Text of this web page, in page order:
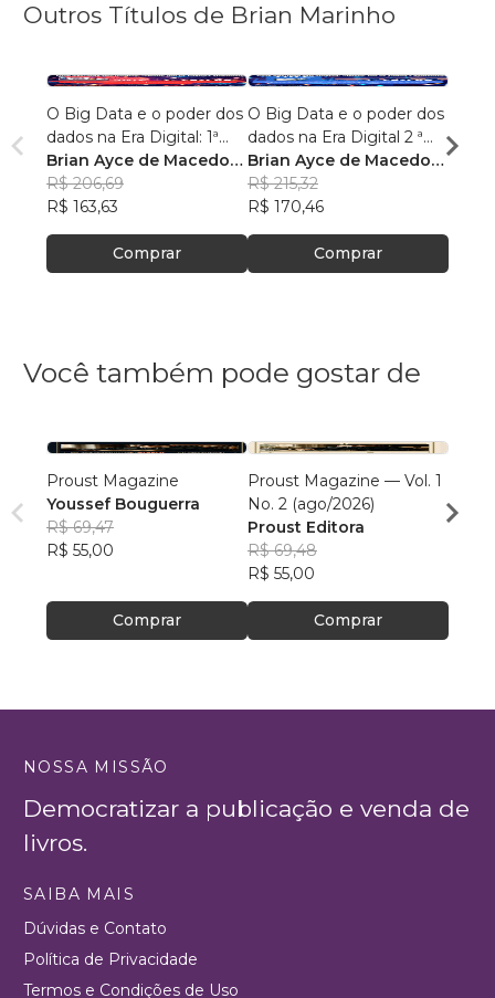
Outros Títulos de Brian Marinho
O Big Data e o poder dos
dados na Era Digital: 1ª
Edição.
Brian Ayce de Macedo
Marinho
R$ 206,69
R$ 163,63
Comprar
O Big Data e o poder dos
dados na Era Digital 2 ª
Edição:
Brian Ayce de Macedo
Marinho
R$ 215,32
R$ 170,46
Comprar
Você também pode gostar de
Proust Magazine
Youssef Bouguerra
R$ 69,47
R$ 55,00
Comprar
Proust Magazine — Vol. 1
No. 2 (ago/2026)
Proust Editora
R$ 69,48
R$ 55,00
Comprar
NOSSA MISSÃO
Democratizar a publicação e venda de
livros.
SAIBA MAIS
Dúvidas e Contato
Política de Privacidade
Termos e Condições de Uso